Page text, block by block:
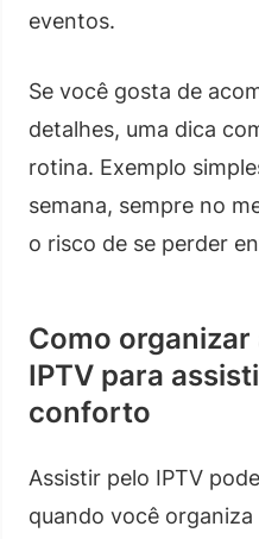
eventos.
Se você gosta de
detalhes, uma dica
rotina. Exemplo
semana, sempre no
o risco de se perder
Como
IPTV para
conforto
Assistir pelo IPTV
quando você